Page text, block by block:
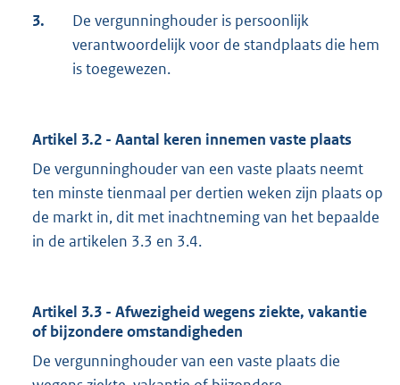
3.
De vergunninghouder is persoonlijk
verantwoordelijk voor de standplaats die hem
is toegewezen.
Artikel 3.2 - Aantal keren innemen vaste plaats
De vergunninghouder van een vaste plaats neemt
ten minste tienmaal per dertien weken zijn plaats op
de markt in, dit met inachtneming van het bepaalde
in de artikelen 3.3 en 3.4.
Artikel 3.3 - Afwezigheid wegens ziekte, vakantie
of bijzondere omstandigheden
De vergunninghouder van een vaste plaats die